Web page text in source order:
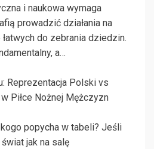
i naukowa wymaga
prowadzić działania na
do zebrania dziedzin.
a…
Reprezentacja Polski vs
Piłce Nożnej Mężczyzn
popycha w tabeli? Jeśli
jak na salę